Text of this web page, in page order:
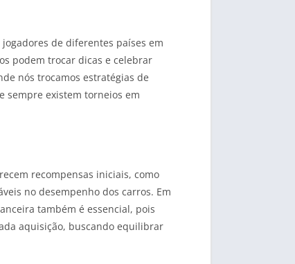
de diferentes países em
podem trocar dicas e celebrar
nós trocamos estratégias de
sempre existem torneios em
recompensas iniciais, como
no desempenho dos carros. Em
também é essencial, pois
aquisição, buscando equilibrar